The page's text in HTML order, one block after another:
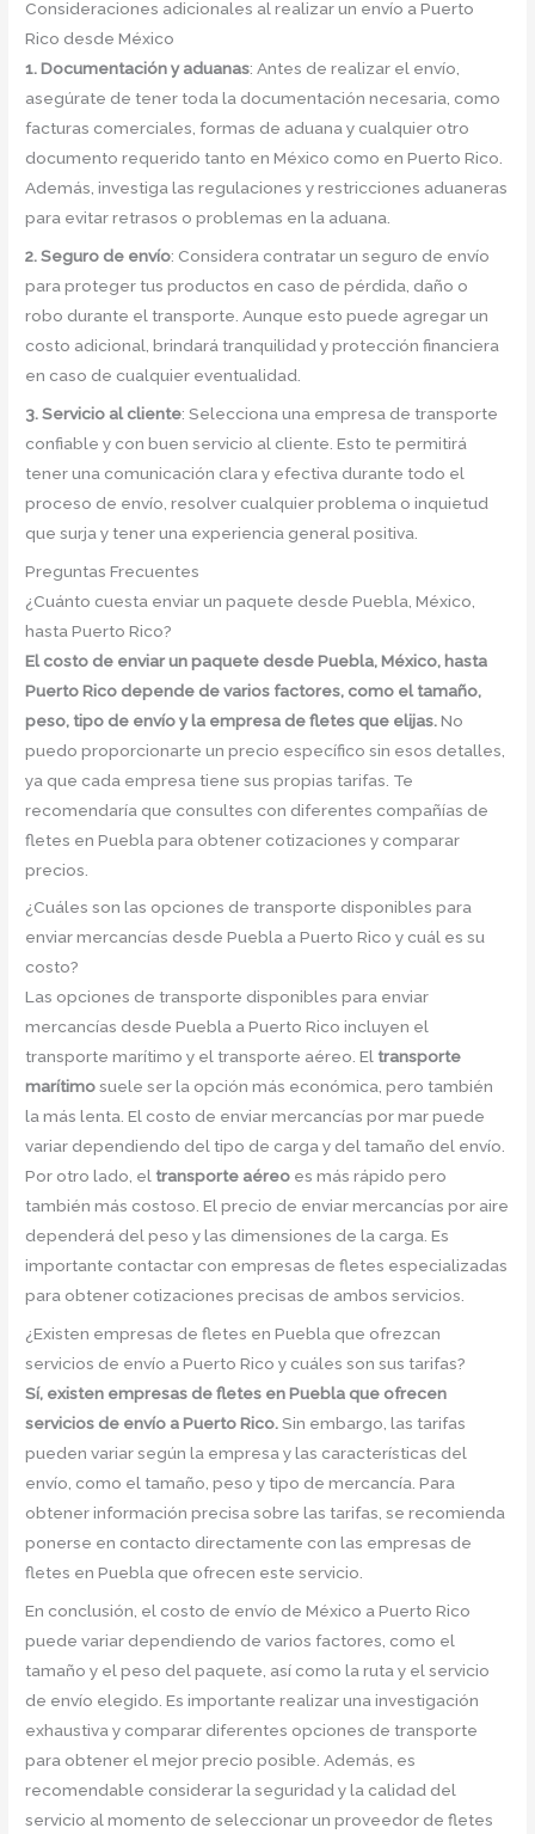
Consideraciones adicionales al realizar un envío a Puerto
Rico desde México
1. Documentación y aduanas: Antes de realizar el envío,
asegúrate de tener toda la documentación necesaria, como
facturas comerciales, formas de aduana y cualquier otro
documento requerido tanto en México como en Puerto Rico.
Además, investiga las regulaciones y restricciones aduaneras
para evitar retrasos o problemas en la aduana.
2. Seguro de envío: Considera contratar un seguro de envío
para proteger tus productos en caso de pérdida, daño o
robo durante el transporte. Aunque esto puede agregar un
costo adicional, brindará tranquilidad y protección financiera
en caso de cualquier eventualidad.
3. Servicio al cliente: Selecciona una empresa de transporte
confiable y con buen servicio al cliente. Esto te permitirá
tener una comunicación clara y efectiva durante todo el
proceso de envío, resolver cualquier problema o inquietud
que surja y tener una experiencia general positiva.
Preguntas Frecuentes
¿Cuánto cuesta enviar un paquete desde Puebla, México,
hasta Puerto Rico?
El costo de enviar un paquete desde Puebla, México, hasta
Puerto Rico depende de varios factores, como el tamaño,
peso, tipo de envío y la empresa de fletes que elijas.No
puedo proporcionarte un precio específico sin esos detalles,
ya que cada empresa tiene sus propias tarifas. Te
recomendaría que consultes con diferentes compañías de
fletes en Puebla para obtener cotizaciones y comparar
precios.
¿Cuáles son las opciones de transporte disponibles para
enviar mercancías desde Puebla a Puerto Rico y cuál es su
costo?
Las opciones de transporte disponibles para enviar
mercancías desde Puebla a Puerto Rico incluyen el
transporte marítimo y el transporte aéreo. El transporte
marítimosuele ser la opción más económica, pero también
la más lenta. El costo de enviar mercancías por mar puede
variar dependiendo del tipo de carga y del tamaño del envío.
Por otro lado, el transporte aéreo es más rápido pero
también más costoso. El precio de enviar mercancías por aire
dependerá del peso y las dimensiones de la carga. Es
importante contactar con empresas de fletes especializadas
para obtener cotizaciones precisas de ambos servicios.
¿Existen empresas de fletes en Puebla que ofrezcan
servicios de envío a Puerto Rico y cuáles son sus tarifas?
Sí, existen empresas de fletes en Puebla que ofrecen
servicios de envío a Puerto Rico.Sin embargo, las tarifas
pueden variar según la empresa y las características del
envío, como el tamaño, peso y tipo de mercancía. Para
obtener información precisa sobre las tarifas, se recomienda
ponerse en contacto directamente con las empresas de
fletes en Puebla que ofrecen este servicio.
En conclusión, el costo de envío de México a Puerto Rico
puede variar dependiendo de varios factores, como el
tamaño y el peso del paquete, así como la ruta y el servicio
de envío elegido. Es importante realizar una investigación
exhaustiva y comparar diferentes opciones de transporte
para obtener el mejor precio posible. Además, es
recomendable considerar la seguridad y la calidad del
servicio al momento de seleccionar un proveedor de fletes